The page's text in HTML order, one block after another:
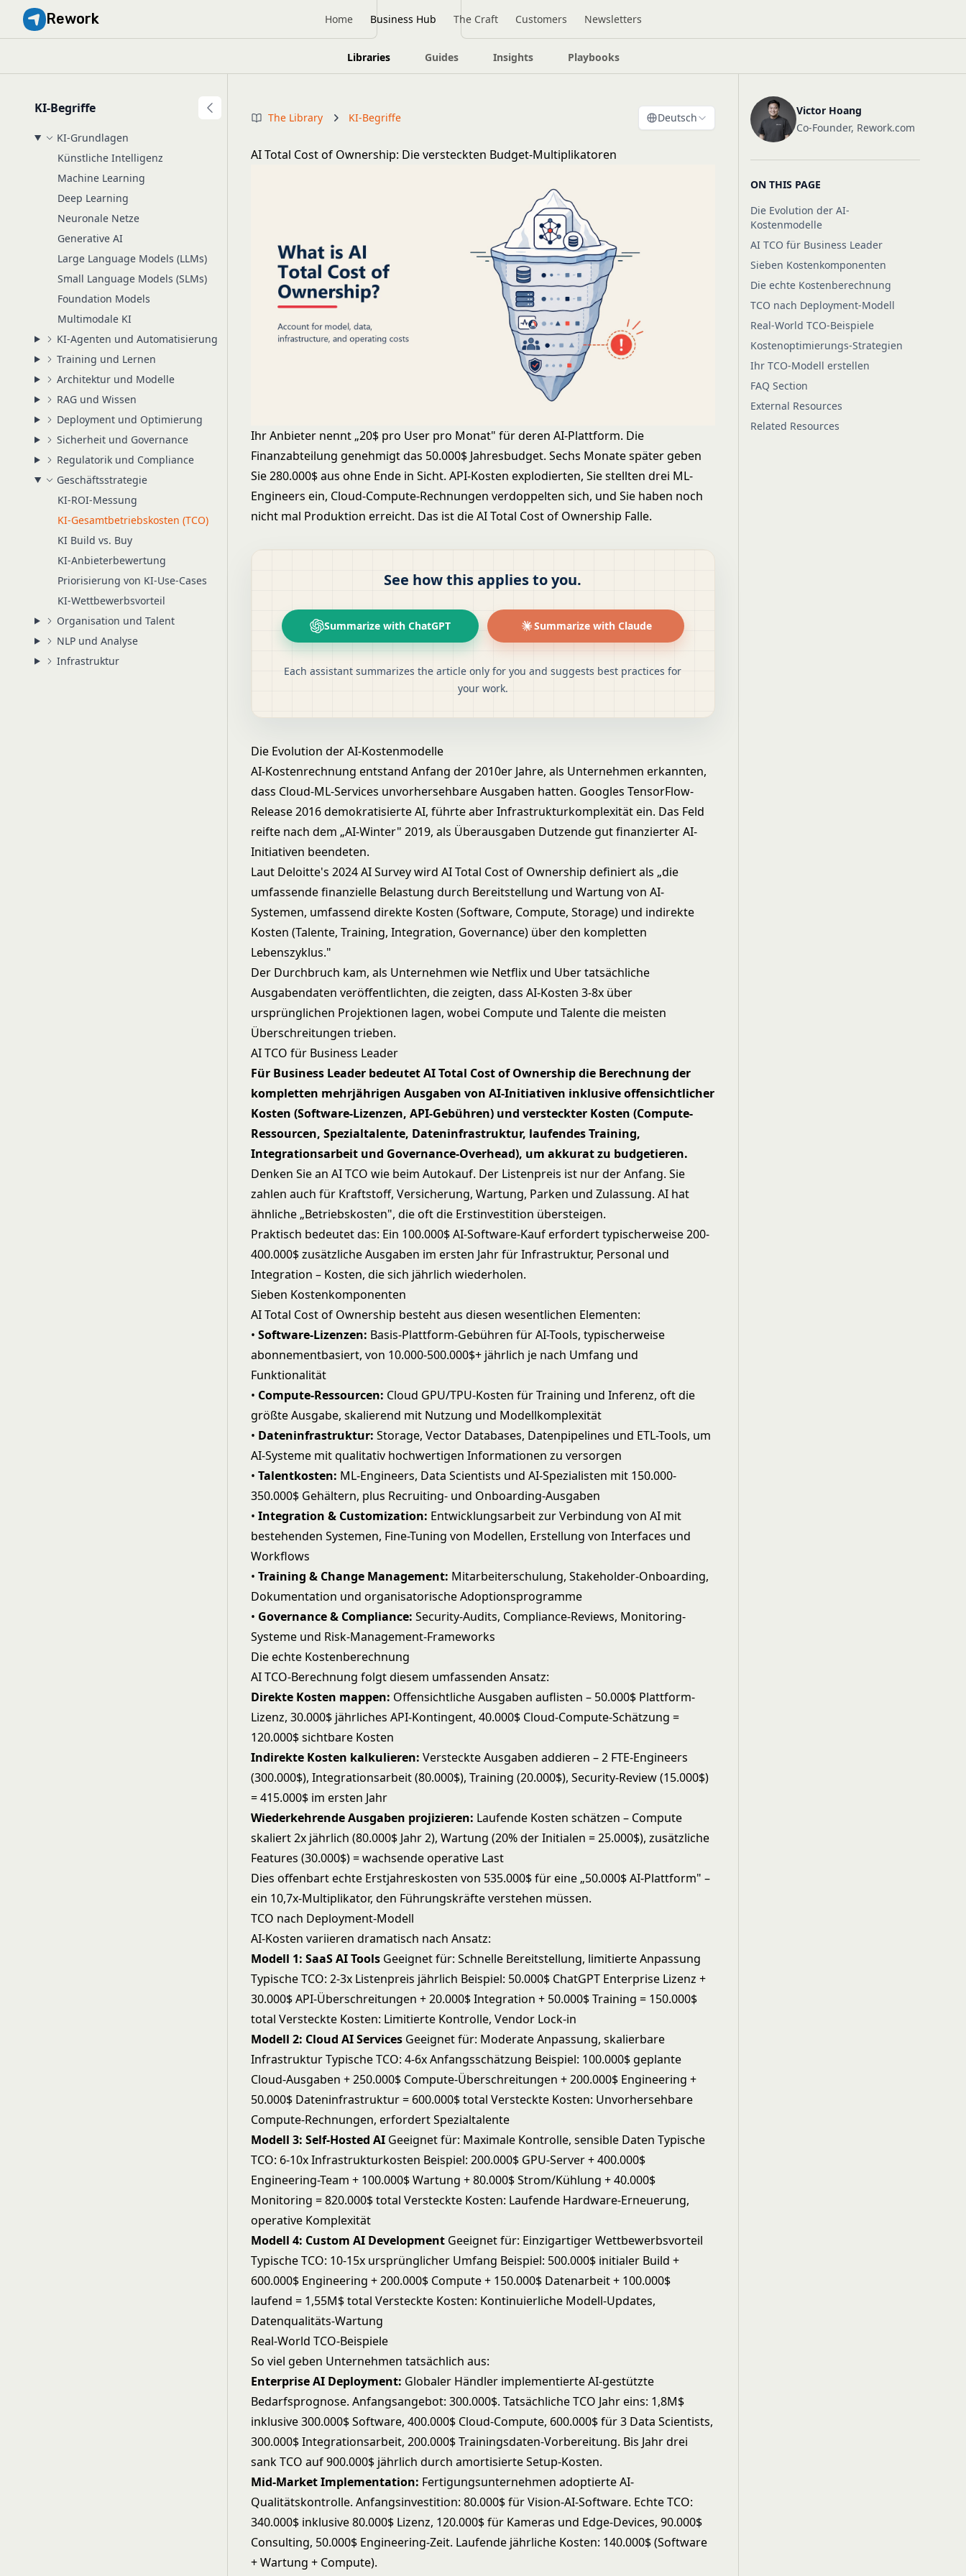
Rework Home Business Hub The Craft Customers Newsletters
Libraries Guides Insights Playbooks
KI-Begriffe
KI-Grundlagen
Künstliche Intelligenz
Machine Learning
Deep Learning
Neuronale Netze
Generative AI
Large Language Models (LLMs)
Small Language Models (SLMs)
Foundation Models
Multimodale KI
KI-Agenten und Automatisierung
Training und Lernen
Architektur und Modelle
RAG und Wissen
Deployment und Optimierung
Sicherheit und Governance
Regulatorik und Compliance
Geschäftsstrategie
KI-ROI-Messung
KI-Gesamtbetriebskosten (TCO)
KI Build vs. Buy
KI-Anbieterbewertung
Priorisierung von KI-Use-Cases
KI-Wettbewerbsvorteil
Organisation und Talent
NLP und Analyse
Infrastruktur
The Library KI-Begriffe Deutsch
AI Total Cost of Ownership: Die versteckten Budget-Multiplikatoren
Ihr Anbieter nennt „20$ pro User pro Monat" für deren AI-Plattform. Die
Finanzabteilung genehmigt das 50.000$ Jahresbudget. Sechs Monate später geben
Sie 280.000$ aus ohne Ende in Sicht. API-Kosten explodierten, Sie stellten drei ML-
Engineers ein, Cloud-Compute-Rechnungen verdoppelten sich, und Sie haben noch
nicht mal Produktion erreicht. Das ist die AI Total Cost of Ownership Falle.
See how this applies to you.
Summarize with ChatGPT Summarize with Claude
Each assistant summarizes the article only for you and suggests best practices for
your work.
Die Evolution der AI-Kostenmodelle
AI-Kostenrechnung entstand Anfang der 2010er Jahre, als Unternehmen erkannten,
dass Cloud-ML-Services unvorhersehbare Ausgaben hatten. Googles TensorFlow-
Release 2016 demokratisierte AI, führte aber Infrastrukturkomplexität ein. Das Feld
reifte nach dem „AI-Winter" 2019, als Überausgaben Dutzende gut finanzierter AI-
Initiativen beendeten.
Laut Deloitte's 2024 AI Survey wird AI Total Cost of Ownership definiert als „die
umfassende finanzielle Belastung durch Bereitstellung und Wartung von AI-
Systemen, umfassend direkte Kosten (Software, Compute, Storage) und indirekte
Kosten (Talente, Training, Integration, Governance) über den kompletten
Lebenszyklus."
Der Durchbruch kam, als Unternehmen wie Netflix und Uber tatsächliche
Ausgabendaten veröffentlichten, die zeigten, dass AI-Kosten 3-8x über
ursprünglichen Projektionen lagen, wobei Compute und Talente die meisten
Überschreitungen trieben.
AI TCO für Business Leader
Für Business Leader bedeutet AI Total Cost of Ownership die Berechnung der
kompletten mehrjährigen Ausgaben von AI-Initiativen inklusive offensichtlicher
Kosten (Software-Lizenzen, API-Gebühren) und versteckter Kosten (Compute-
Ressourcen, Spezialtalente, Dateninfrastruktur, laufendes Training,
Integrationsarbeit und Governance-Overhead), um akkurat zu budgetieren.
Denken Sie an AI TCO wie beim Autokauf. Der Listenpreis ist nur der Anfang. Sie
zahlen auch für Kraftstoff, Versicherung, Wartung, Parken und Zulassung. AI hat
ähnliche „Betriebskosten", die oft die Erstinvestition übersteigen.
Praktisch bedeutet das: Ein 100.000$ AI-Software-Kauf erfordert typischerweise 200-
400.000$ zusätzliche Ausgaben im ersten Jahr für Infrastruktur, Personal und
Integration – Kosten, die sich jährlich wiederholen.
Sieben Kostenkomponenten
AI Total Cost of Ownership besteht aus diesen wesentlichen Elementen:
•Software-Lizenzen: Basis-Plattform-Gebühren für AI-Tools, typischerweise
abonnementbasiert, von 10.000-500.000$+ jährlich je nach Umfang und
Funktionalität
• Compute-Ressourcen: Cloud GPU/TPU-Kosten für Training und Inferenz, oft die
größte Ausgabe, skalierend mit Nutzung und Modellkomplexität
• Dateninfrastruktur: Storage,Vector Databases, Datenpipelines und ETL-Tools, um
AI-Systeme mit qualitativ hochwertigen Informationen zu versorgen
•Talentkosten: ML-Engineers, Data Scientists und AI-Spezialisten mit 150.000-
350.000$ Gehältern, plus Recruiting- und Onboarding-Ausgaben
•Integration & Customization: Entwicklungsarbeit zur Verbindung von AI mit
bestehenden Systemen, Fine-Tuning von Modellen, Erstellung von Interfaces und
Workflows
•Training & Change Management: Mitarbeiterschulung, Stakeholder-Onboarding,
Dokumentation und organisatorische Adoptionsprogramme
• Governance & Compliance: Security-Audits, Compliance-Reviews, Monitoring-
Systeme und Risk-Management-Frameworks
Die echte Kostenberechnung
AI TCO-Berechnung folgt diesem umfassenden Ansatz:
Direkte Kosten mappen: Offensichtliche Ausgaben auflisten – 50.000$ Plattform-
Lizenz, 30.000$ jährliches API-Kontingent, 40.000$ Cloud-Compute-Schätzung =
120.000$ sichtbare Kosten
Indirekte Kosten kalkulieren: Versteckte Ausgaben addieren – 2 FTE-Engineers
(300.000$), Integrationsarbeit (80.000$), Training (20.000$), Security-Review (15.000$)
= 415.000$ im ersten Jahr
Wiederkehrende Ausgaben projizieren: Laufende Kosten schätzen – Compute
skaliert 2x jährlich (80.000$ Jahr 2), Wartung (20% der Initialen = 25.000$), zusätzliche
Features (30.000$) = wachsende operative Last
Dies offenbart echte Erstjahreskosten von 535.000$ für eine „50.000$ AI-Plattform" –
ein 10,7x-Multiplikator, den Führungskräfte verstehen müssen.
TCO nach Deployment-Modell
AI-Kosten variieren dramatisch nach Ansatz:
Modell 1: SaaS AI Tools Geeignet für: Schnelle Bereitstellung, limitierte Anpassung
Typische TCO: 2-3x Listenpreis jährlich Beispiel: 50.000$ ChatGPT Enterprise Lizenz +
30.000$ API-Überschreitungen + 20.000$ Integration + 50.000$ Training = 150.000$
total Versteckte Kosten: Limitierte Kontrolle, Vendor Lock-in
Modell 2: Cloud AI Services Geeignet für: Moderate Anpassung, skalierbare
Infrastruktur Typische TCO: 4-6x Anfangsschätzung Beispiel: 100.000$ geplante
Cloud-Ausgaben + 250.000$ Compute-Überschreitungen + 200.000$ Engineering +
50.000$ Dateninfrastruktur = 600.000$ total Versteckte Kosten: Unvorhersehbare
Compute-Rechnungen, erfordert Spezialtalente
Modell 3: Self-Hosted AI Geeignet für: Maximale Kontrolle, sensible Daten Typische
TCO: 6-10x Infrastrukturkosten Beispiel: 200.000$ GPU-Server + 400.000$
Engineering-Team + 100.000$ Wartung + 80.000$ Strom/Kühlung + 40.000$
Monitoring = 820.000$ total Versteckte Kosten: Laufende Hardware-Erneuerung,
operative Komplexität
Modell 4: Custom AI Development Geeignet für: Einzigartiger Wettbewerbsvorteil
Typische TCO: 10-15x ursprünglicher Umfang Beispiel: 500.000$ initialer Build +
600.000$ Engineering + 200.000$ Compute + 150.000$ Datenarbeit + 100.000$
laufend = 1,55M$ total Versteckte Kosten: Kontinuierliche Modell-Updates,
Datenqualitäts-Wartung
Real-World TCO-Beispiele
So viel geben Unternehmen tatsächlich aus:
Enterprise AI Deployment: Globaler Händler implementierte AI-gestützte
Bedarfsprognose. Anfangsangebot: 300.000$. Tatsächliche TCO Jahr eins: 1,8M$
inklusive 300.000$ Software, 400.000$ Cloud-Compute, 600.000$ für 3 Data Scientists,
300.000$ Integrationsarbeit, 200.000$ Trainingsdaten-Vorbereitung. Bis Jahr drei
sank TCO auf 900.000$ jährlich durch amortisierte Setup-Kosten.
Mid-Market Implementation: Fertigungsunternehmen adoptierte AI-
Qualitätskontrolle. Anfangsinvestition: 80.000$ für Vision-AI-Software. Echte TCO:
340.000$ inklusive 80.000$ Lizenz, 120.000$ für Kameras und Edge-Devices, 90.000$
Consulting, 50.000$ Engineering-Zeit. Laufende jährliche Kosten: 140.000$ (Software
+ Wartung + Compute).
Victor Hoang
Co-Founder, Rework.com
ON THIS PAGE
Die Evolution der AI-
Kostenmodelle
AI TCO für Business Leader
Sieben Kostenkomponenten
Die echte Kostenberechnung
TCO nach Deployment-Modell
Real-World TCO-Beispiele
Kostenoptimierungs-Strategien
Ihr TCO-Modell erstellen
FAQ Section
External Resources
Related Resources